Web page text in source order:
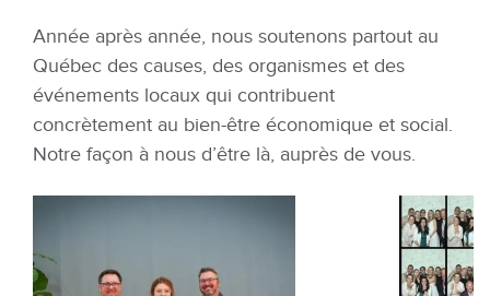
Année après année, nous soutenons partout au
Québec des causes, des organismes et des
événements locaux qui contribuent
concrètement au bien-être économique et social.
Notre façon à nous d’être là, auprès de vous.